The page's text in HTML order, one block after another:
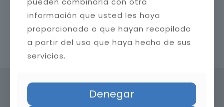
Contacta con nosotros
información que usted les haya
proporcionado o que hayan recopilado
a partir del uso que haya hecho de sus
servicios.
Denegar